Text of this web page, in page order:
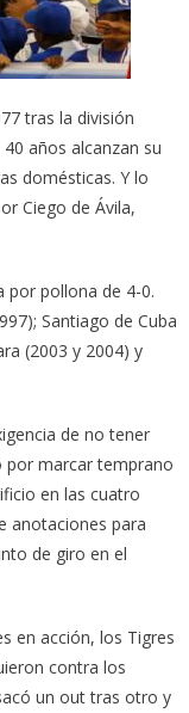
tras la división
años alcanzan su
domésticas. Y lo
Ciego de Ávila,
por pollona de 4-0.
Santiago de Cuba
(2003 y 2004) y
de no tener
por marcar temprano
en las cuatro
anotaciones para
de giro en el
en acción, los Tigres
contra los
un out tras otro y